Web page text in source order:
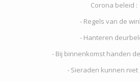
Corona beleid :
- Regels van de
- Hanteren
- Bij binnenkomst handen
- Sieraden kunnen niet